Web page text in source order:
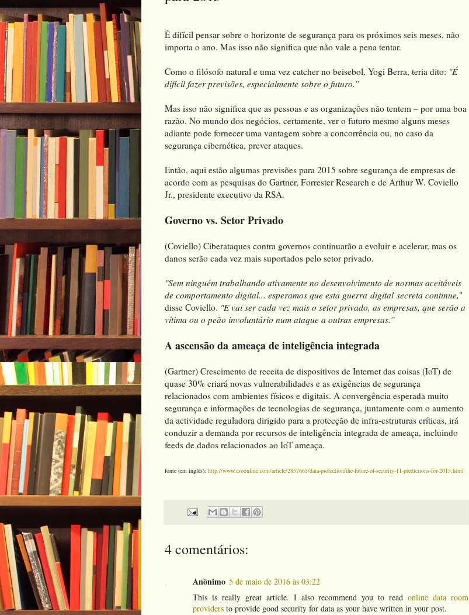
É difícil pensar sobre o horizonte de segurança para os próximos seis meses, não
importa o ano. Mas isso não significa que não vale a pena tentar.
Como o filósofo natural e uma vez catcher no beisebol, Yogi Berra, teria dito: "É
difícil fazer previsões, especialmente sobre o futuro.”
Mas isso não significa que as pessoas e as organizações não tentem – por uma boa
razão. No mundo dos negócios, certamente, ver o futuro mesmo alguns meses
adiante pode fornecer uma vantagem sobre a concorrência ou, no caso da
segurança cibernética, prever ataques.
Então, aqui estão algumas previsões para 2015 sobre segurança de empresas de
acordo com as pesquisas do Gartner, Forrester Research e de Arthur W. Coviello
Jr., presidente executivo da RSA.
Governo vs. Setor Privado
(Coviello) Ciberataques contra governos continuarão a evoluir e acelerar, mas os
danos serão cada vez mais suportados pelo setor privado.
"Sem ninguém trabalhando ativamente no desenvolvimento de normas aceitáveis
de comportamento digital... esperamos que esta guerra digital secreta continue,"
disse Coviello. "E vai ser cada vez mais o setor privado, as empresas, que serão a
vítima ou o peão involuntário num ataque a outras empresas.”
A ascensão da ameaça de inteligência integrada
(Gartner) Crescimento de receita de dispositivos de Internet das coisas (IoT) de
quase 30% criará novas vulnerabilidades e as exigências de segurança
relacionados com ambientes físicos e digitais. A convergência esperada muito
segurança e informações de tecnologias de segurança, juntamente com o aumento
da actividade reguladora dirigido para a protecção de infra-estruturas críticas, irá
conduzir a demanda por recursos de inteligência integrada de ameaça, incluindo
feeds de dados relacionados ao IoT ameaça.
fonte (em inglês): http://www.csoonline.com/article/2857665/data-protection/the-future-of-security-11-predictions-for-2015.html
4 comentários:
Anônimo 5 de maio de 2016 às 03:22
This is really great article. I also recommend you to readonline data room
providers to provide good security for data as your have written in your post.